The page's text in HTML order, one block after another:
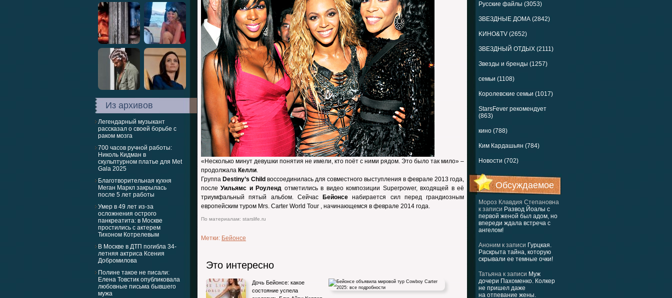
Русские файлы (3053)
ЗВЕЗДНЫЕ ДОМА (2842)
KИНО&TV (2652)
ЗВЕЗДНЫЙ ОТДЫХ (2111)
Звезды и бренды (1257)
семьи (1108)
Королевские семьи (1017)
StarsFever рекомендует
(863)
кино (788)
Ким Кардашьян (784)
Новости (702)
Обсуждаемое
Мороз Клавдия Степановна
к записи Развод Йоалы с
первой женой был адом, но
впереди ждала встреча с
ангелом!
Аноним к записи Гурцкая.
Раскрыта тайна, которую
скрывали ее темные очки!
Татьяна к записи Муж
дочери Пахоменко. Колкер
не пришел даже
на отпевание жены.
Из архивов
Легендарный музыкант
рассказал о своей борьбе с
раком мозга
700 часов ручной работы:
Николь Кидман в
скульптурном платье для Met
Gala 2025
Благотворительная кухня
Меган Маркл закрылась
после 5 лет работы
Умер в 49 лет из-за
осложнения острого
панкреатита: в Москве
простились с актерем
Тихоном Котрелевым
В Москве в ДТП погибла 34-
летняя актриса Ксения
Добромилова
Полине такое не писали:
Елена Товстик опубликовала
любовные письма бывшего
мужа
«Несколько минут девушки понятия не имели, кто поёт с ними рядом. Это было так мило» –
продолжала Келли.
Группа Destiny’s Child воссоединилась для совместного выступления в феврале 2013 года,
после Уильямс и Роуленд отметились в видео композиции Superpower, входящей в её
триумфальный пятый альбом. Сейчас
Бейонсе набирается сил перед грандиозным
европейским туром Mrs. Carter World Tour , начинающемся в феврале 2014 года.
По материалам: starslife.ru
Метки: Бейонсе
Это интересно
Дочь Бейонсе: какое
состояние успела